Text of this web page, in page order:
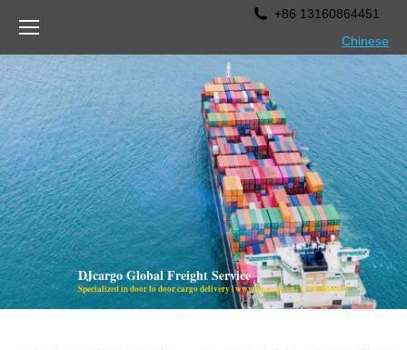
+86 13160864451
Chinese
DJcargo Global Freight Service
Specialized in door to door cargo delivery | www.djcargo.cn | 13160864451